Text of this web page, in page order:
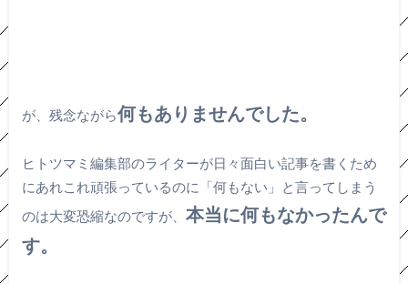
が、残念ながら何もありませんでした。
ヒトツマミ編集部のライターが日々面白い記事を書くため
にあれこれ頑張っているのに「何もない」と言ってしまう
のは大変恐縮なのですが、 本当に何もなかったんで
す。